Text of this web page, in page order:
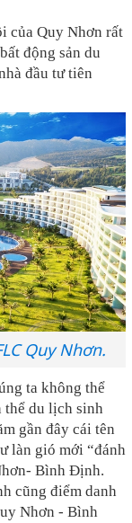
của Quy Nhơn rất
động sản du
đầu tư tiên
Quy Nhơn.
ta không thể
thể du lịch sinh
gần đây cái tên
làn gió mới “đánh
Bình Định.
cũng điểm danh
Nhơn - Bình